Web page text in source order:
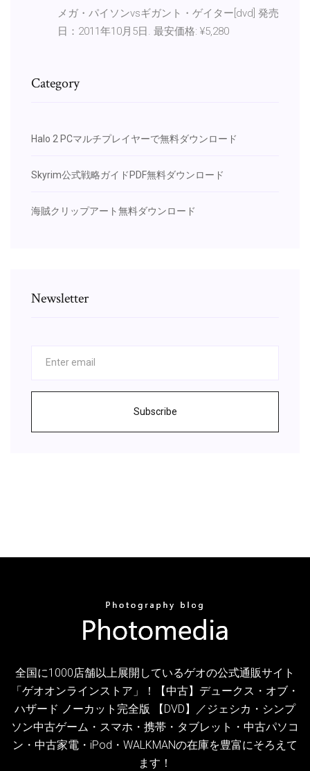
メガ・パイソンvsギガント・ゲイター[dvd] 発売
日：2011年10月5日. 最安価格: ¥5,280
Category
Halo 2 PCマルチプレイヤーで無料ダウンロード
Skyrim公式戦略ガイドPDF無料ダウンロード
海賊クリップアート無料ダウンロード
Newsletter
Subscribe
全国に1000店舗以上展開しているゲオの公式通販サイト
「ゲオオンラインストア」！【中古】デュークス・オブ・
ハザード ノーカット完全版 【DVD】／ジェシカ・シンプ
ソン中古ゲーム・スマホ・携帯・タブレット・中古パソコ
ン・中古家電・iPod・WALKMANの在庫を豊富にそろえて
ます！